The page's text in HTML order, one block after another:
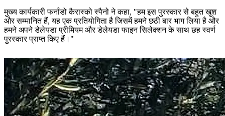
मुख्य कार्यकारी फर्नांडो कैरास्को स्पैनो ने कहा, "हम इस पुरस्कार से बहुत खुश
और सम्मानित हैं, यह एक प्रतियोगिता है जिसमें हमने छठी बार भाग लिया है और
हमने अपने डेलेयडा प्रीमियम और डेलेयडा फाइन सिलेक्शन के साथ छह स्वर्ण
पुरस्कार प्राप्त किए हैं।"